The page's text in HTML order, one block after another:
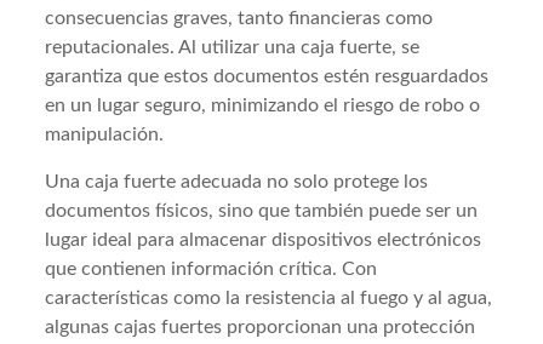
consecuencias graves, tanto financieras como
reputacionales. Al utilizar una caja fuerte, se
garantiza que estos documentos estén resguardados
en un lugar seguro, minimizando el riesgo de robo o
manipulación.
Una caja fuerte adecuada no solo protege los
documentos físicos, sino que también puede ser un
lugar ideal para almacenar dispositivos electrónicos
que contienen información crítica. Con
características como la resistencia al fuego y al agua,
algunas cajas fuertes proporcionan una protección